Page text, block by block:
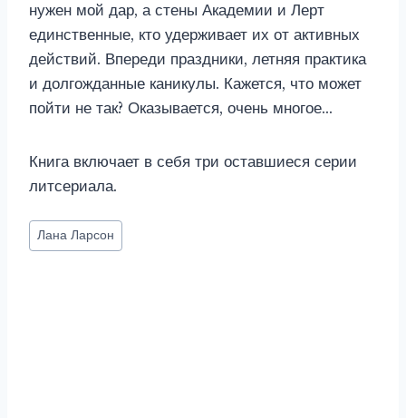
нужен мой дар, а стены Академии и Лерт
единственные, кто удерживает их от активных
действий. Впереди праздники, летняя практика
и долгожданные каникулы. Кажется, что может
пойти не так? Оказывается, очень многое…
Книга включает в себя три оставшиеся серии
литсериала.
Метки
записи:
Лана Ларсон